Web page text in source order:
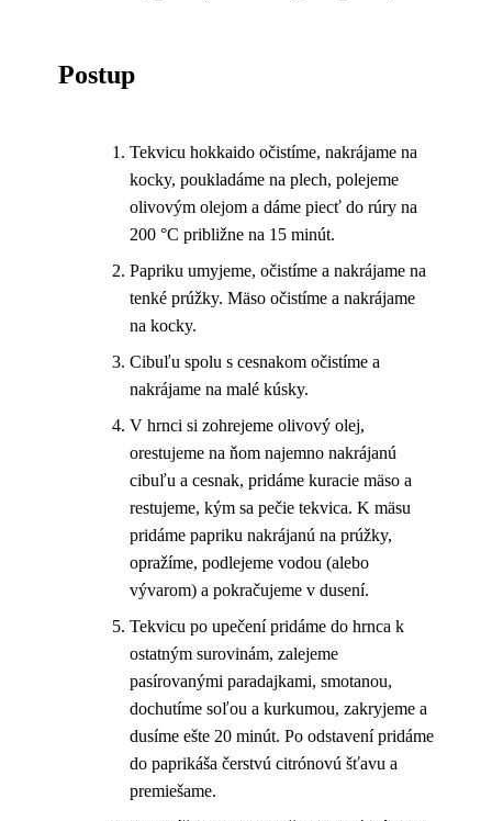
Postup
Tekvicu hokkaido očistíme, nakrájame na
kocky, poukladáme na plech, polejeme
olivovým olejom a dáme piecť do rúry na
200 °C približne na 15 minút.
Papriku umyjeme, očistíme a nakrájame na
tenké prúžky. Mäso očistíme a nakrájame
na kocky.
Cibuľu spolu s cesnakom očistíme a
nakrájame na malé kúsky.
V hrnci si zohrejeme olivový olej,
orestujeme na ňom najemno nakrájanú
cibuľu a cesnak, pridáme kuracie mäso a
restujeme, kým sa pečie tekvica. K mäsu
pridáme papriku nakrájanú na prúžky,
opražíme, podlejeme vodou (alebo
vývarom) a pokračujeme v dusení.
Tekvicu po upečení pridáme do hrnca k
ostatným surovinám, zalejeme
pasírovanými paradajkami, smotanou,
dochutíme soľou a kurkumou, zakryjeme a
dusíme ešte 20 minút. Po odstavení pridáme
do paprikáša čerstvú citrónovú šťavu a
premiešame.